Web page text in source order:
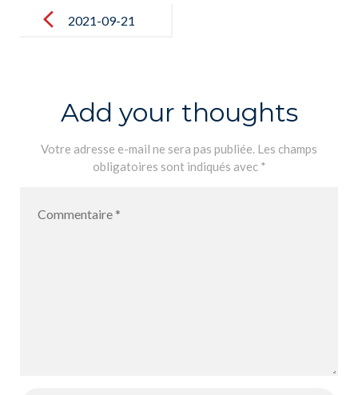
navigation2021-09-21
Add your thoughts
Votre adresse e-mail ne sera pas publiée. Les champs
obligatoires sont indiqués avec *